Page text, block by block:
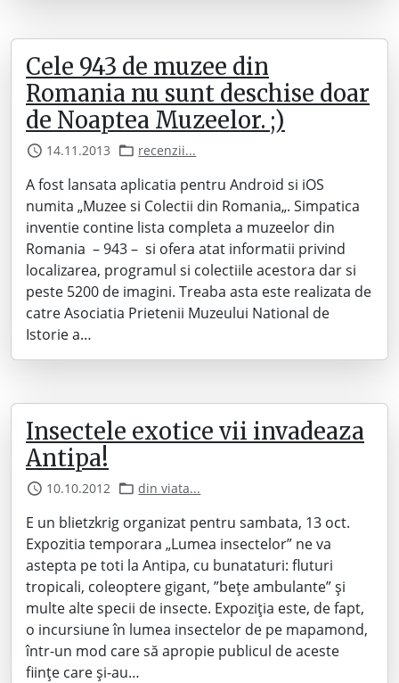
Cele 943 de muzee din
Romania nu sunt deschise doar
de Noaptea Muzeelor. ;)
14.11.2013 recenzii...
A fost lansata aplicatia pentru Android si iOS
numita „Muzee si Colectii din Romania„. Simpatica
inventie contine lista completa a muzeelor din
Romania – 943 – si ofera atat informatii privind
localizarea, programul si colectiile acestora dar si
peste 5200 de imagini. Treaba asta este realizata de
catre Asociatia Prietenii Muzeului National de
Istorie a…
Insectele exotice vii invadeaza
Antipa!
10.10.2012 din viata...
E un blietzkrig organizat pentru sambata, 13 oct.
Expozitia temporara „Lumea insectelor” ne va
astepta pe toti la Antipa, cu bunataturi: fluturi
tropicali, coleoptere gigant, ”bețe ambulante” și
multe alte specii de insecte. Expoziţia este, de fapt,
o incursiune în lumea insectelor de pe mapamond,
într-un mod care să apropie publicul de aceste
fiinţe care și-au…